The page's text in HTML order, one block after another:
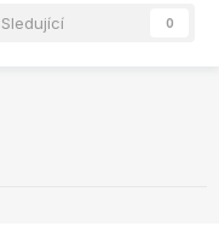
Sledující 0